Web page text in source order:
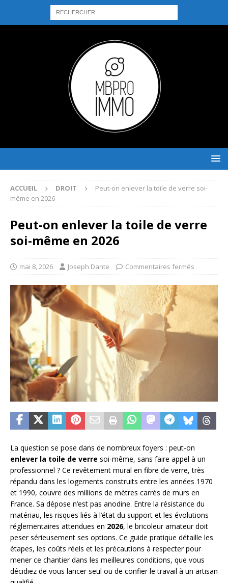
ACCUEIL DROIT
Peut-on enlever la toile de verre soi-
même en 2026
Peut-on enlever la toile de verre
soi-même en 2026
mai 8, 2026 Joseph Dante Commentaires fermés
La question se pose dans de nombreux foyers : peut-on
enlever la toile de verre soi-même, sans faire appel à un
professionnel ? Ce revêtement mural en fibre de verre, très
répandu dans les logements construits entre les années 1970
et 1990, couvre des millions de mètres carrés de murs en
France. Sa dépose n’est pas anodine. Entre la résistance du
matériau, les risques liés à l’état du support et les évolutions
réglementaires attendues en 2026, le bricoleur amateur doit
peser sérieusement ses options. Ce guide pratique détaille les
étapes, les coûts réels et les précautions à respecter pour
mener ce chantier dans les meilleures conditions, que vous
décidiez de vous lancer seul ou de confier le travail à un artisan